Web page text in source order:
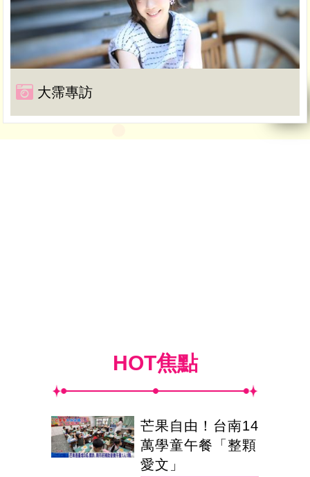
大霈專訪
HOT焦點
芒果自由！台南14
萬學童午餐「整顆
愛文」